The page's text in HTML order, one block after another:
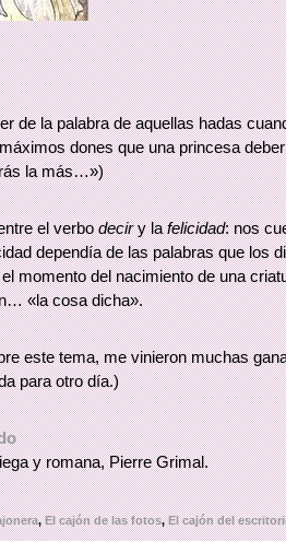
de la palabra de aquellas hadas
dones que una princesa
la más…»)
el verbodeciry lafelicidad: nos
dependía de las palabras que los
momento del nacimiento de una
«la cosa dicha».
este tema, me vinieron muchas
para otro día.)
y romana, Pierre Grimal.
,El cajón de las fotos,El cajón del